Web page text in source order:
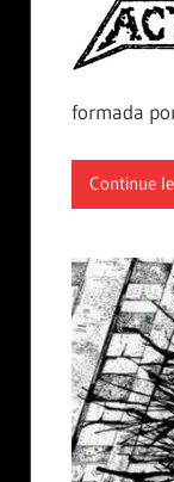
formada
Continue